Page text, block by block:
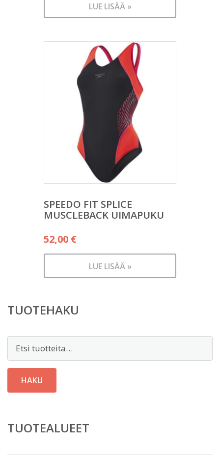
LUE LISÄÄ »
SPEEDO FIT SPLICE
MUSCLEBACK UIMAPUKU
52,00 €
LUE LISÄÄ »
TUOTEHAKU
Etsi:
HAKU
TUOTEALUEET